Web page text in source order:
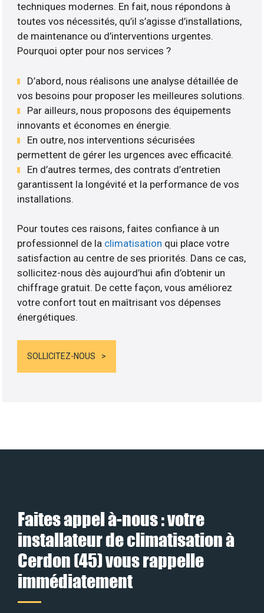
techniques modernes. En fait, nous répondons à
toutes vos nécessités, qu’il s’agisse d’installations,
de maintenance ou d’interventions urgentes.
Pourquoi opter pour nos services ?
D’abord, nous réalisons une analyse détaillée de
vos besoins pour proposer les meilleures solutions.
Par ailleurs, nous proposons des équipements
innovants et économes en énergie.
En outre, nos interventions sécurisées
permettent de gérer les urgences avec efficacité.
En d’autres termes, des contrats d’entretien
garantissent la longévité et la performance de vos
installations.
Pour toutes ces raisons, faites confiance à un
professionnel de la climatisation qui place votre
satisfaction au centre de ses priorités. Dans ce cas,
sollicitez-nous dès aujourd’hui afin d’obtenir un
chiffrage gratuit. De cette façon, vous améliorez
votre confort tout en maîtrisant vos dépenses
énergétiques.
SOLLICITEZ-NOUS
Faites appel à-nous : votre
installateur de climatisation à
Cerdon (45) vous rappelle
immédiatement